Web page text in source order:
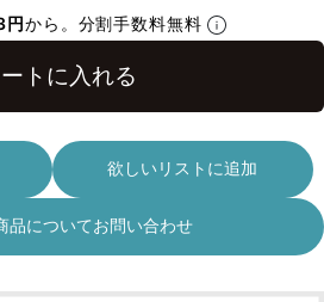
円から。分割手数料無料
トに入れる
欲しいリストに追加
品についてお問い合わせ